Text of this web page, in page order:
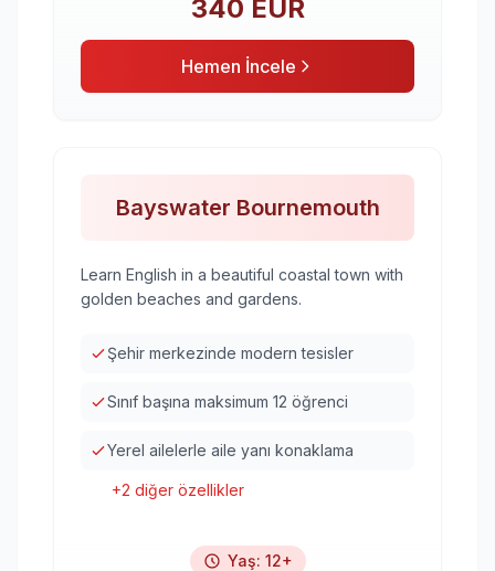
340 EUR
Hemen İncele
Bayswater Bournemouth
Learn English in a beautiful coastal town with
golden beaches and gardens.
Şehir merkezinde modern tesisler
Sınıf başına maksimum 12 öğrenci
Yerel ailelerle aile yanı konaklama
+2 diğer özellikler
Yaş: 12+